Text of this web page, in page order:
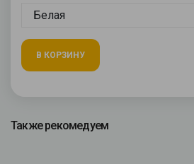
В КОРЗИНУ
Также рекомедуем